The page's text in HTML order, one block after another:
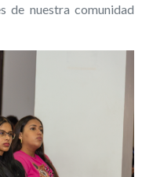
de nuestra comunidad